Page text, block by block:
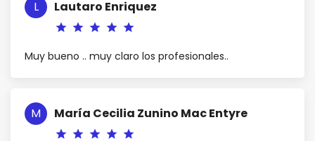
L Lautaro Enriquez
star star star star star
Muy bueno .. muy claro los profesionales..
M María Cecilia Zunino Mac Entyre
star star star star star